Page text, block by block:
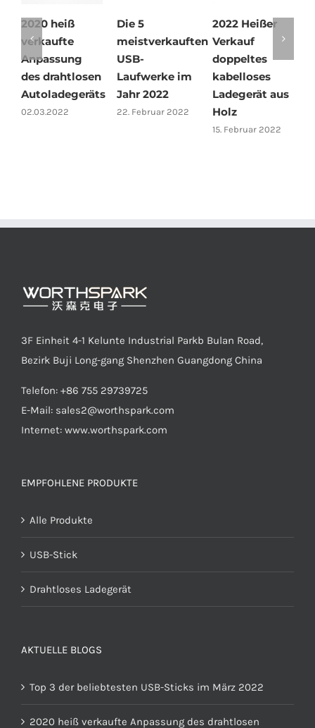
2020 heiß
verkaufte
Anpassung
des drahtlosen
Autoladegeräts
02.03.2022
Die 5
meistverkauften
USB-
Laufwerke im
Jahr 2022
22. Februar 2022
2022 Heißer
Verkauf
doppeltes
kabelloses
Ladegerät aus
Holz
15. Februar 2022
19.
3F Einheit 4-1 Kelunte Industrial Parkb Bulan Road,
Bezirk Buji Long-gang Shenzhen Guangdong China
Telefon: +86 755 29739725
E-Mail: sales2@worthspark.com
Internet: www.worthspark.com
EMPFOHLENE PRODUKTE
Alle Produkte
USB-Stick
Drahtloses Ladegerät
AKTUELLE BLOGS
Top 3 der beliebtesten USB-Sticks im März 2022
2020 heiß verkaufte Anpassung des drahtlosen